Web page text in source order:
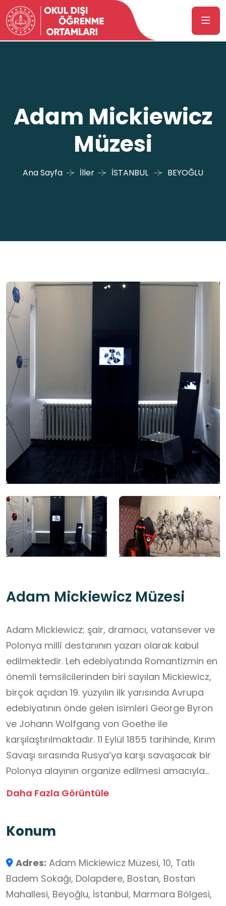
Adam Mickiewicz
Müzesi
Ana Sayfa İller İSTANBUL BEYOĞLU
Adam Mickiewicz Müzesi
Adam Mickiewicz; şair, dramacı, vatansever ve
Polonya millî destanının yazarı olarak kabul
edilmektedir. Leh edebiyatında Romantizmin en
önemli temsilcilerinden biri sayılan Mickiewicz,
birçok açıdan 19. yüzyılın ilk yarısında Avrupa
edebiyatının önde gelen isimleri George Byron
ve Johann Wolfgang von Goethe ile
karşılaştırılmaktadır. 11 Eylül 1855 tarihinde, Kırım
Savaşı sırasında Rusya’ya karşı savaşacak bir
Polonya alayının organize edilmesi amacıyla
Osmanlı İmparatorluğu’na gidilmiştir. Bugün
veda edilmiştir.
Armand Levy ve Henryk Sluzalski tarafından
Rudnicka adlı bir hanımdan, Yenişehir ve
Kalyoncu Kulluk sokaklarının kesiştiği yerde
Daha Fazla Görüntüle
Konum
Adres: Adam Mickiewicz Müzesi, 10, Tatlı
Badem Sokağı, Dolapdere, Bostan, Bostan
Mahallesi, Beyoğlu, İstanbul, Marmara Bölgesi,